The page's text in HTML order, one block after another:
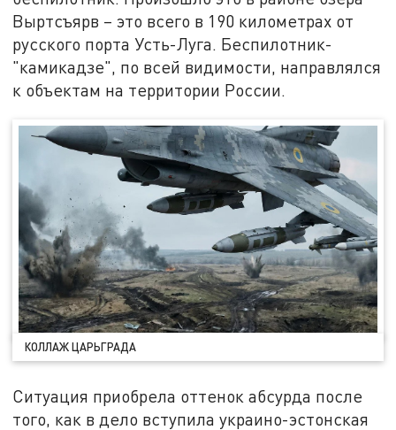
Выртсъярв – это всего в 190 километрах от
русского порта Усть-Луга. Беспилотник-
"камикадзе", по всей видимости, направлялся
к объектам на территории России.
КОЛЛАЖ ЦАРЬГРАДА
Ситуация приобрела оттенок абсурда после
того, как в дело вступила украино-эстонская